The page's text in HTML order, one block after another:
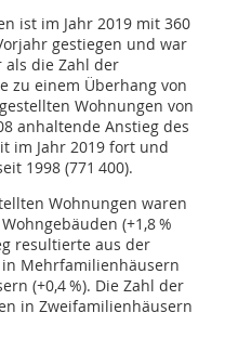
ist im Jahr 2019 mit 360
gestiegen und war
die Zahl der
zu einem Überhang von
Wohnungen von
anhaltende Anstieg des
im Jahr 2019 fort und
1998 (771 400).
Wohnungen waren
(+1,8 %
resultierte aus der
Mehrfamilienhäusern
(+0,4 %). Die Zahl der
in Zweifamilienhäusern